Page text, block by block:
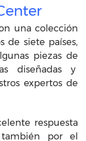
una colección
de siete países,
piezas de
diseñadas y
expertos de
respuesta
por el